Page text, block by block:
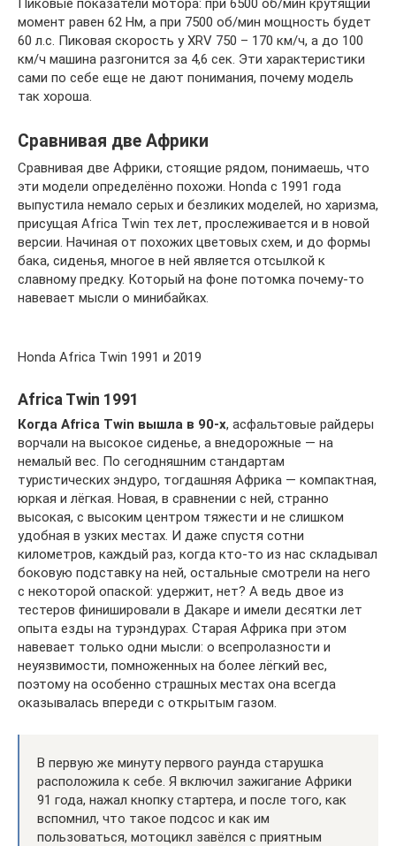
момент равен 62 Нм, а при 7500 об/мин мощность будет
60 л.с. Пиковая скорость у XRV 750 – 170 км/ч, а до 100
км/ч машина разгонится за 4,6 сек. Эти характеристики
сами по себе еще не дают понимания, почему модель
так хороша.
Сравнивая две Африки
Сравнивая две Африки, стоящие рядом, понимаешь, что
эти модели определённо похожи. Honda с 1991 года
выпустила немало серых и безликих моделей, но харизма,
присущая Africa Twin тех лет, прослеживается и в новой
версии. Начиная от похожих цветовых схем, и до формы
бака, сиденья, многое в ней является отсылкой к
славному предку. Который на фоне потомка почему-то
навевает мысли о минибайках.
Honda Africa Twin 1991 и 2019
Africa Twin 1991
Когда Africa Twin вышла в 90-х, асфальтовые райдеры
ворчали на высокое сиденье, а внедорожные — на
немалый вес. По сегодняшним стандартам
туристических эндуро, тогдашняя Африка — компактная,
юркая и лёгкая. Новая, в сравнении с ней, странно
высокая, с высоким центром тяжести и не слишком
удобная в узких местах. И даже спустя сотни
километров, каждый раз, когда кто-то из нас складывал
боковую подставку на ней, остальные смотрели на него
с некоторой опаской: удержит, нет? А ведь двое из
тестеров финишировали в Дакаре и имели десятки лет
опыта езды на турэндурах. Старая Африка при этом
навевает только одни мысли: о всепролазности и
неуязвимости, помноженных на более лёгкий вес,
поэтому на особенно страшных местах она всегда
оказывалась впереди с открытым газом.
В первую же минуту первого раунда старушка
расположила к себе. Я включил зажигание Африки
91 года, нажал кнопку стартера, и после того, как
вспомнил, что такое подсос и как им
пользоваться, мотоцикл завёлся с приятным